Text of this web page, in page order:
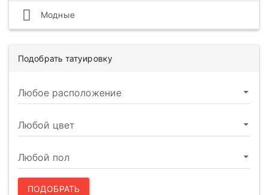
Модные
Подобрать татуировку
ПОДОБРАТЬ